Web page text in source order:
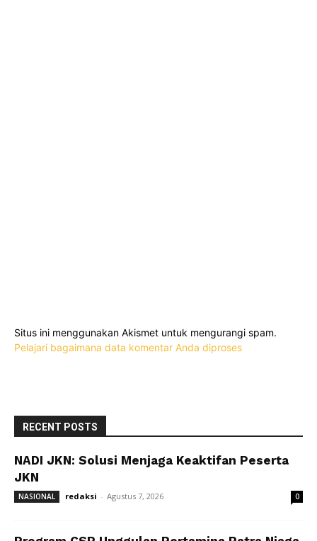
Situs ini menggunakan Akismet untuk mengurangi spam.
Pelajari bagaimana data komentar Anda diproses
RECENT POSTS
NADI JKN: Solusi Menjaga Keaktifan Peserta
JKN
NASIONAL redaksi - Agustus 7, 2026 0